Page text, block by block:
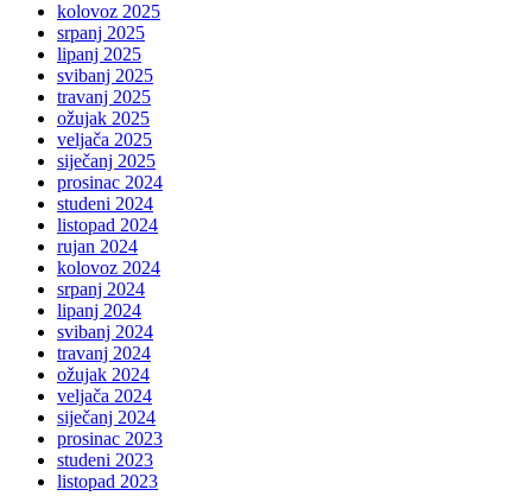
kolovoz 2025
srpanj 2025
lipanj 2025
svibanj 2025
travanj 2025
ožujak 2025
veljača 2025
siječanj 2025
prosinac 2024
studeni 2024
listopad 2024
rujan 2024
kolovoz 2024
srpanj 2024
lipanj 2024
svibanj 2024
travanj 2024
ožujak 2024
veljača 2024
siječanj 2024
prosinac 2023
studeni 2023
listopad 2023